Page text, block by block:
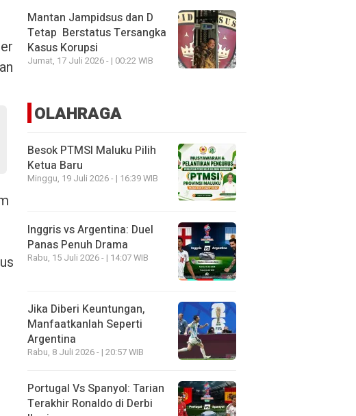
Mantan Jampidsus dan D
Tetap Berstatus Tersangka
Kasus Korupsi
Jumat, 17 Juli 2026 - | 00:22 WIB
OLAHRAGA
Besok PTMSI Maluku Pilih
Ketua Baru
Minggu, 19 Juli 2026 - | 16:39 WIB
Inggris vs Argentina: Duel
Panas Penuh Drama
Rabu, 15 Juli 2026 - | 14:07 WIB
Jika Diberi Keuntungan,
Manfaatkanlah Seperti
Argentina
Rabu, 8 Juli 2026 - | 20:57 WIB
Portugal Vs Spanyol: Tarian
Terakhir Ronaldo di Derbi